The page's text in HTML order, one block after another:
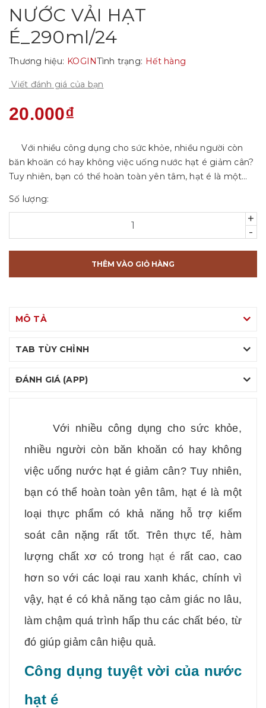
NƯỚC VẢI HẠT
É_290ml/24
Thương hiệu: KOGINTình trạng: Hết hàng
Viết đánh giá của bạn
20.000₫
Với nhiều công dụng cho sức khỏe, nhiều người còn
băn khoăn có hay không việc uống nước hạt é giảm cân?
Tuy nhiên, bạn có thể hoàn toàn yên tâm, hạt é là một
tốt. Tr...
Số lượng:
+
-
THÊM VÀO GIỎ HÀNG
MÔ TẢ
TAB TÙY CHỈNH
ĐÁNH GIÁ (APP)
Với nhiều công dụng cho sức khỏe,
nhiều người còn băn khoăn có hay không
việc uống nước hạt é giảm cân? Tuy nhiên,
bạn có thể hoàn toàn yên tâm, hạt é là một
loại thực phẩm có khả năng hỗ trợ kiểm
soát cân nặng rất tốt. Trên thực tế, hàm
lượng chất xơ có trong hạt é rất cao, cao
hơn so với các loại rau xanh khác, chính vì
vậy, hạt é có khả năng tạo cảm giác no lâu,
làm chậm quá trình hấp thu các chất béo, từ
đó giúp giảm cân hiệu quả.
Công dụng tuyệt vời của nước
hạt é